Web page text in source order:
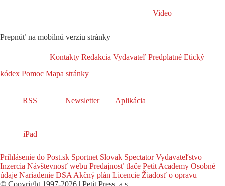
Video
Prepnúť na mobilnú verziu stránky
Kontakty Redakcia Vydavateľ Predplatné Etický
kódex Pomoc Mapa stránky
RSS Newsletter Aplikácia
iPad
Prihlásenie do Post.sk Sportnet Slovak SpectatorVydavateľstvo
Inzercia Návštevnosť webu Predajnosť tlače Petit Academy Osobné
údaje Nariadenie DSA Akčný plán Licencie Žiadosť o opravu
© Copyright 1997-2026 | Petit Press, a.s.